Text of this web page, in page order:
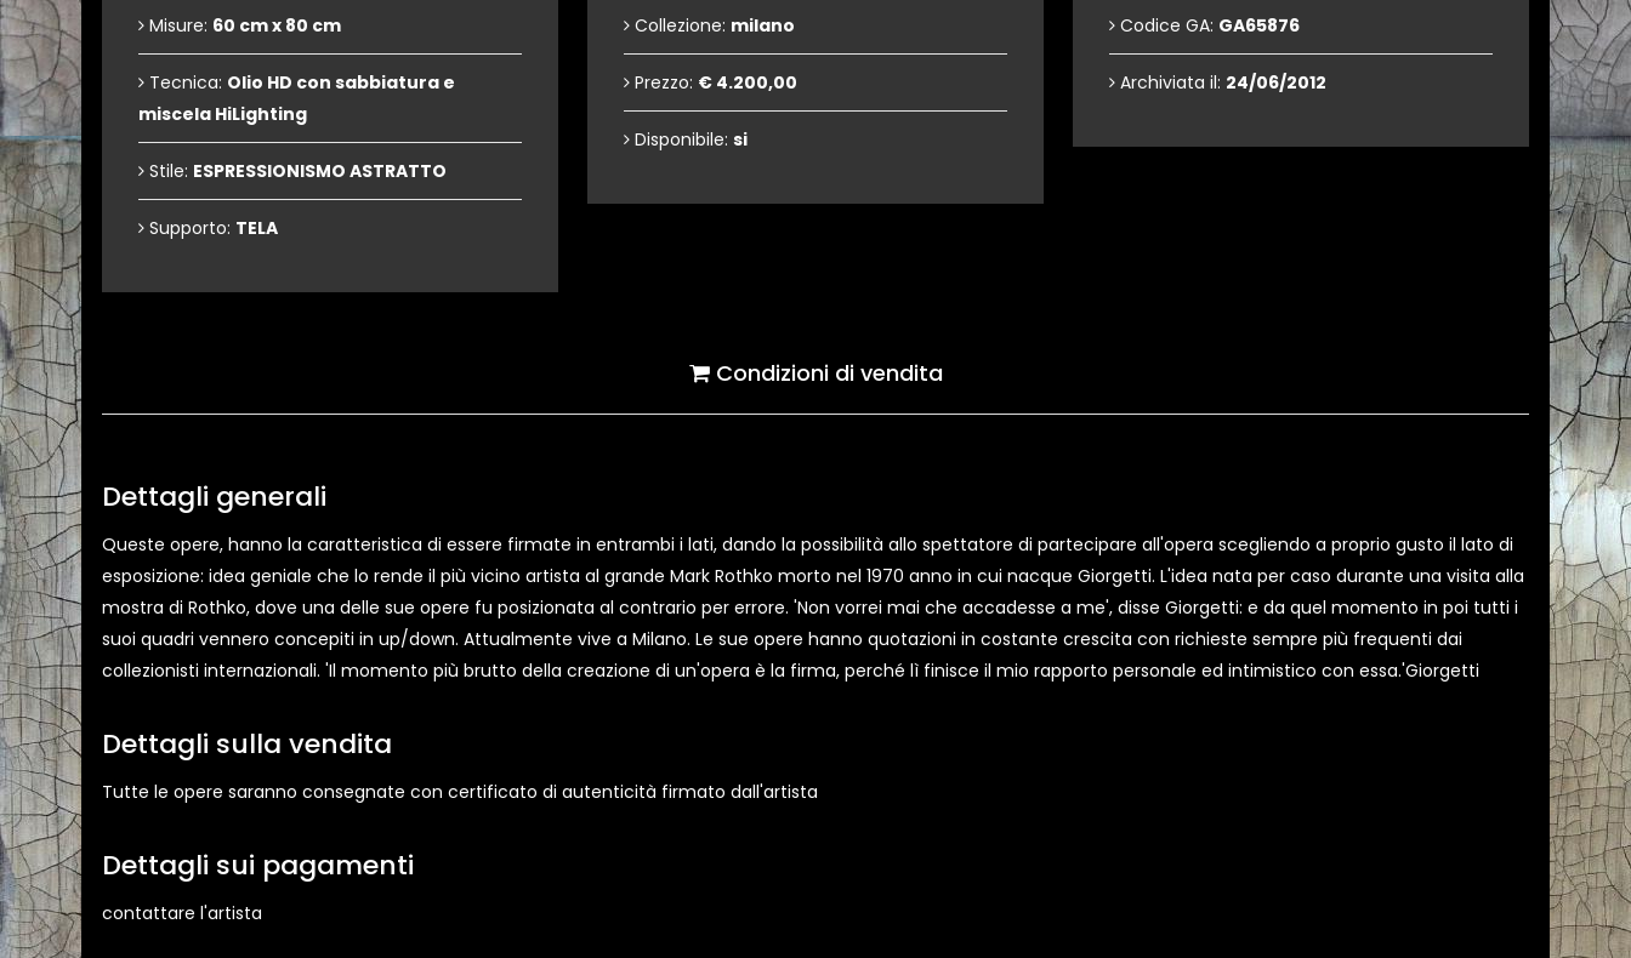
Misure: 60 cm x 80 cm
Tecnica: Olio HD con sabbiatura e
miscela HiLighting
Stile: ESPRESSIONISMO ASTRATTO
Supporto: TELA
Collezione: milano
Prezzo: € 4.200,00
Disponibile: si
Codice GA: GA65876
Archiviata il: 24/06/2012
Condizioni di vendita
Dettagli generali
Queste opere, hanno la caratteristica di essere firmate in entrambi i lati, dando la possibilità allo spettatore di partecipare all'opera scegliendo a proprio gusto il lato di
esposizione: idea geniale che lo rende il più vicino artista al grande Mark Rothko morto nel 1970 anno in cui nacque Giorgetti. L'idea nata per caso durante una visita alla
mostra di Rothko, dove una delle sue opere fu posizionata al contrario per errore. 'Non vorrei mai che accadesse a me', disse Giorgetti: e da quel momento in poi tutti i
suoi quadri vennero concepiti in up/down. Attualmente vive a Milano. Le sue opere hanno quotazioni in costante crescita con richieste sempre più frequenti dai
collezionisti internazionali. 'Il momento più brutto della creazione di un'opera è la firma, perché lì finisce il mio rapporto personale ed intimistico con essa.'Giorgetti
Dettagli sulla vendita
Tutte le opere saranno consegnate con certificato di autenticità firmato dall'artista
Dettagli sui pagamenti
contattare l'artista